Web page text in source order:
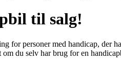
til salg!
for personer med handicap, der
du selv har brug for en